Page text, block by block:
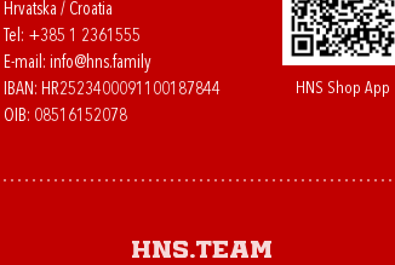
Hrvatska / Croatia
Tel: +385 1 2361555
E-mail: info@hns.family
IBAN: HR2523400091100187844
OIB: 08516152078
HNS Shop App
HNS.team